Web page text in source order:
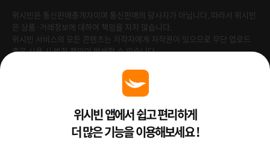
위시빈은 통신판매중개자이며 통신판매의 당사자가 아닙니다. 따라서 위시빈
은 상품·거래정보에 대하여 책임을 지지 않습니다.
위시빈 서비스의 모든 콘텐츠는 저작자에게 저작권이 있으므로 무단 업로드
혹은 사용 시 법적 책임이 발생할 수 있습니다.
Venture Enterprise위시빈 앱에서 쉽고 편리하게
더 많은 기능을 이용해보세요 !